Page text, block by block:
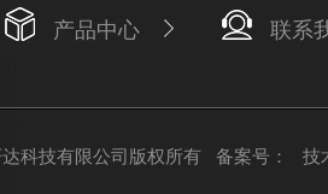
产品中心 联系
科技有限公司版权所有 备案号： 技